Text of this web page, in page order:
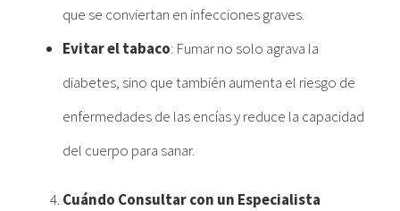
que se conviertan en infecciones graves.
Evitar el tabaco: Fumar no solo agrava la
diabetes, sino que también aumenta el riesgo de
enfermedades de las encías y reduce la capacidad
del cuerpo para sanar.
Cuándo Consultar con un Especialista